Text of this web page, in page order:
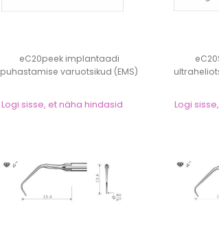
eC20peek implantaadi
puhastamise varuotsikud (EMS)
Logi sisse, et näha hindasid Logi